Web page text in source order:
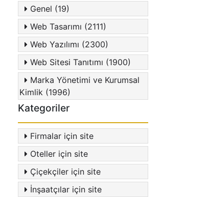
Genel (19)
Web Tasarımı (2111)
Web Yazılımı (2300)
Web Sitesi Tanıtımı (1900)
Marka Yönetimi ve Kurumsal
Kimlik (1996)
Kategoriler
Firmalar için site
Oteller için site
Çiçekçiler için site
İnşaatçılar için site